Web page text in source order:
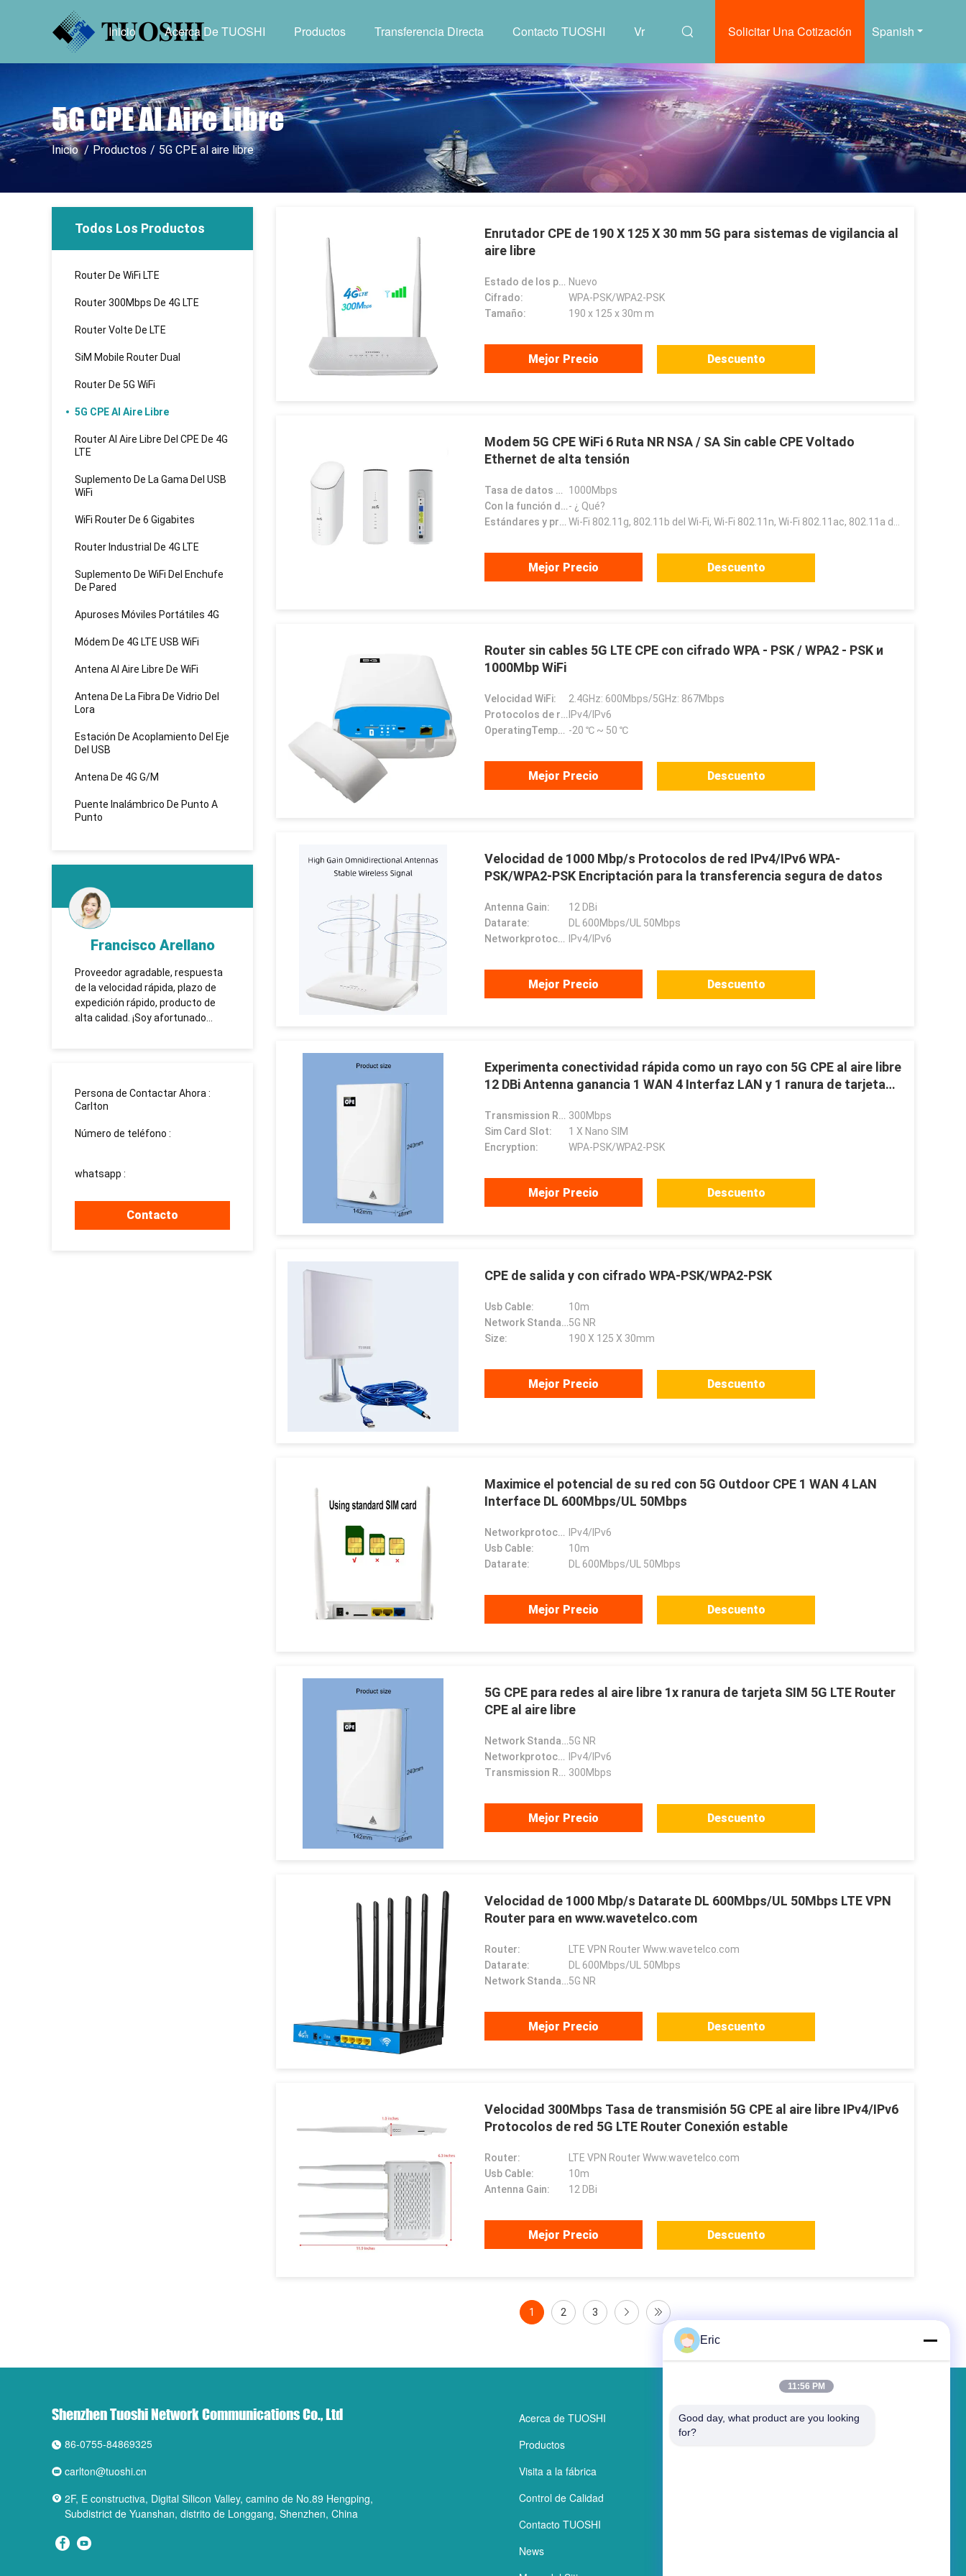
Spanish
Solicitar Una Cotización
Inicio Acerca De TUOSHI Productos Transferencia Directa Contacto TUOSHI Vr
5G CPE Al Aire Libre
Inicio / Productos / 5G CPE al aire libre
Todos Los Productos
Router De WiFi LTE
Router 300Mbps De 4G LTE
Router Volte De LTE
SiM Mobile Router Dual
Router De 5G WiFi
5G CPE Al Aire Libre
Router Al Aire Libre Del CPE De 4G
LTE
Suplemento De La Gama Del USB
WiFi
WiFi Router De 6 Gigabites
Router Industrial De 4G LTE
Suplemento De WiFi Del Enchufe
De Pared
Apuroses Móviles Portátiles 4G
Módem De 4G LTE USB WiFi
Antena Al Aire Libre De WiFi
Antena De La Fibra De Vidrio Del
Lora
Estación De Acoplamiento Del Eje
Del USB
Antena De 4G G/M
Puente Inalámbrico De Punto A
Punto
Francisco Arellano
Proveedor agradable, respuesta
de la velocidad rápida, plazo de
expedición rápido, producto de
alta calidad. ¡Soy afortunado
KHADBAATAR
TUOSHI - надежная компания,
которая впервые установила
сотрудничество и имеет
Gabriel Haddad
Hemos estado al trabajo con
junto durante 5 años, ellos
Persona de Contactar Ahora :
Carlton
Número de teléfono :
whatsapp :
Contacto
Enrutador CPE de 190 X 125 X 30 mm 5G para sistemas de vigilancia al
aire libre
Estado de los productos: Nuevo
Cifrado:
WPA-PSK/WPA2-PSK
Tamaño:
190 x 125 x 30m m
Mejor Precio Descuento
Modem 5G CPE WiFi 6 Ruta NR NSA / SA Sin cable CPE Voltado
Ethernet de alta tensión
Tasa de datos de la red local máxima:
1000Mbps
Con la función del módem:- ¿ Qué?
Estándares y protocolos:
Mejor Precio Descuento
Router sin cables 5G LTE CPE con cifrado WPA - PSK / WPA2 - PSK и
1000Mbp WiFi
Velocidad WiFi:
2.4GHz: 600Mbps/5GHz: 867Mbps
Protocolos de red: IPv4/IPv6
OperatingTemperature: -20 ℃ ~ 50 ℃
Mejor Precio Descuento
Velocidad de 1000 Mbp/s Protocolos de red IPv4/IPv6 WPA-
PSK/WPA2-PSK Encriptación para la transferencia segura de datos
Antenna Gain:
12 DBi
Datarate:
DL 600Mbps/UL 50Mbps
Networkprotocols:
IPv4/IPv6
Mejor Precio Descuento
Experimenta conectividad rápida como un rayo con 5G CPE al aire libre
12 DBi Antenna ganancia 1 WAN 4 Interfaz LAN y 1 ranura de tarjeta
Transmission Rate: 300Mbps
Sim Card Slot:
1 X Nano SIM
Encryption:
WPA-PSK/WPA2-PSK
Mejor Precio Descuento
CPE de salida y con cifrado WPA-PSK/WPA2-PSK
Usb Cable:
10m
Network Standard:5G NR
Size:
190 X 125 X 30mm
Mejor Precio Descuento
Maximice el potencial de su red con 5G Outdoor CPE 1 WAN 4 LAN
Interface DL 600Mbps/UL 50Mbps
Networkprotocols:
IPv4/IPv6
Usb Cable:
10m
Datarate:
DL 600Mbps/UL 50Mbps
Mejor Precio Descuento
5G CPE para redes al aire libre 1x ranura de tarjeta SIM 5G LTE Router
CPE al aire libre
Network Standard:5G NR
Networkprotocols:
IPv4/IPv6
Transmission Rate: 300Mbps
Mejor Precio Descuento
Velocidad de 1000 Mbp/s Datarate DL 600Mbps/UL 50Mbps LTE VPN
Router para en www.wavetelco.com
Router:
LTE VPN Router Www.wavetelco.com
Datarate:
DL 600Mbps/UL 50Mbps
Network Standard:5G NR
Mejor Precio Descuento
Velocidad 300Mbps Tasa de transmisión 5G CPE al aire libre IPv4/IPv6
Protocolos de red 5G LTE Router Conexión estable
Router:
LTE VPN Router Www.wavetelco.com
Usb Cable:
10m
Antenna Gain:
12 DBi
Mejor Precio Descuento
1 2 3
Shenzhen Tuoshi Network Communications Co., Ltd
86-0755-84869325
carlton@tuoshi.cn
2F, E constructiva, Digital Silicon Valley, camino de No.89 Hengping,
Subdistrict de Yuanshan, distrito de Longgang, Shenzhen, China
Acerca de TUOSHI
Productos
Visita a la fábrica
Control de Calidad
Contacto TUOSHI
News
Deja un mensaje
Eric
11:56 PM
Good day, what product are you looking
for?